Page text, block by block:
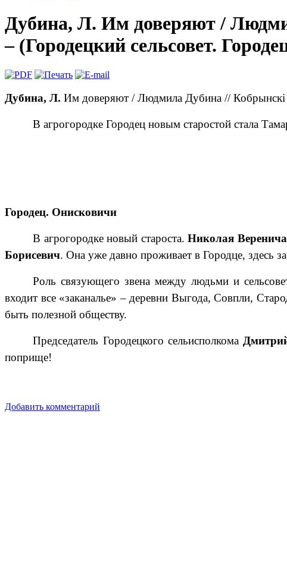
Дубина, Л. Им доверяют /
– (Городецкий сельсовет.
Дубина, Л. Им доверяют / Людмила Дубина // Кобрынскі
В агрогородке Городец новым старостой стала
Городец. Онисковичи
В агрогородке новый староста.Николая Веренича
Борисевич. Она уже давно проживает в Городце, здесь
Роль связующего звена между людьми и
входит все «заканалье» – деревни Выгода, Совпли,
быть полезной обществу.
Председатель Городецкого сельисполкома
поприще!
Добавить комментарий